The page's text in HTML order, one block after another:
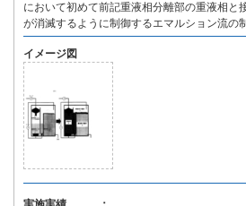
において初めて前記重液相分離部の重液相と
が消滅するように制御するエマルション流の
イメージ図